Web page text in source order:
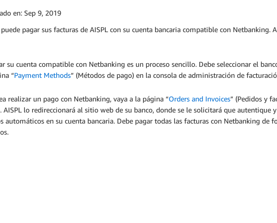
en: Sep 9, 2019
pagar sus facturas de AISPL con su cuenta bancaria compatible con Netbanking.
su cuenta compatible con Netbanking es un proceso sencillo. Debe seleccionar el
“Payment Methods” (Métodos de pago) en la consola de administración de
realizar un pago con Netbanking, vaya a la página “Orders and Invoices” (Pedidos y
AISPL lo redireccionará al sitio web de su banco, donde se le solicitará que autentique
automáticos en su cuenta bancaria. Debe pagar todas las facturas con Netbanking de